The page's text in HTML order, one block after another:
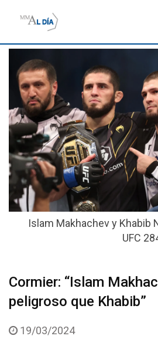
Islam Makhachev y Khabib
UFC
Cormier: “Islam
peligroso que Khabib”
19/03/2024